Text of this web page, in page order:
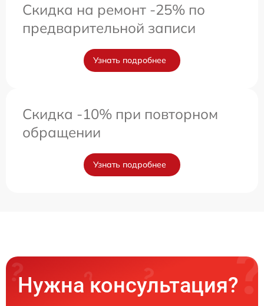
Скидка на ремонт -25% по
предварительной записи
Узнать подробнее
Скидка -10% при повторном
обращении
Узнать подробнее
Нужна консультация?